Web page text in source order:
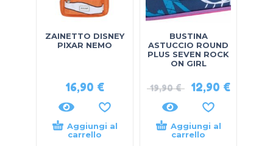
ZAINETTO DISNEY
PIXAR NEMO
16,90 €
Aggiungi al
carrello
BUSTINA
ASTUCCIO ROUND
PLUS SEVEN ROCK
ON GIRL
19,90€ 12,90 €
Aggiungi al
carrello